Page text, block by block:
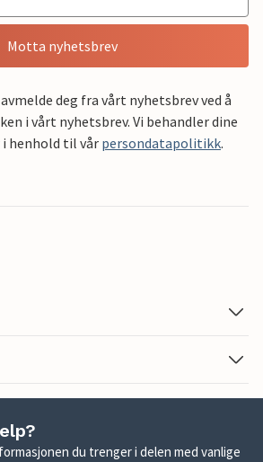
Motta nyhetsbrev
deg fra vårt nyhetsbrev ved å
i vårt nyhetsbrev. Vi behandler dine
henhold til vår persondatapolitikk.
du trenger i delen med vanlige